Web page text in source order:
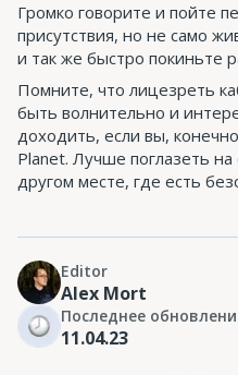
Громко говорите и пойте
присутствия, но не само
и так же быстро покиньте
Помните, что лицезреть
быть волнительно и
доходить, если вы,
Planet. Лучше поглазеть
другом месте, где есть
Editor
Alex Mort
Последнее
11.04.23